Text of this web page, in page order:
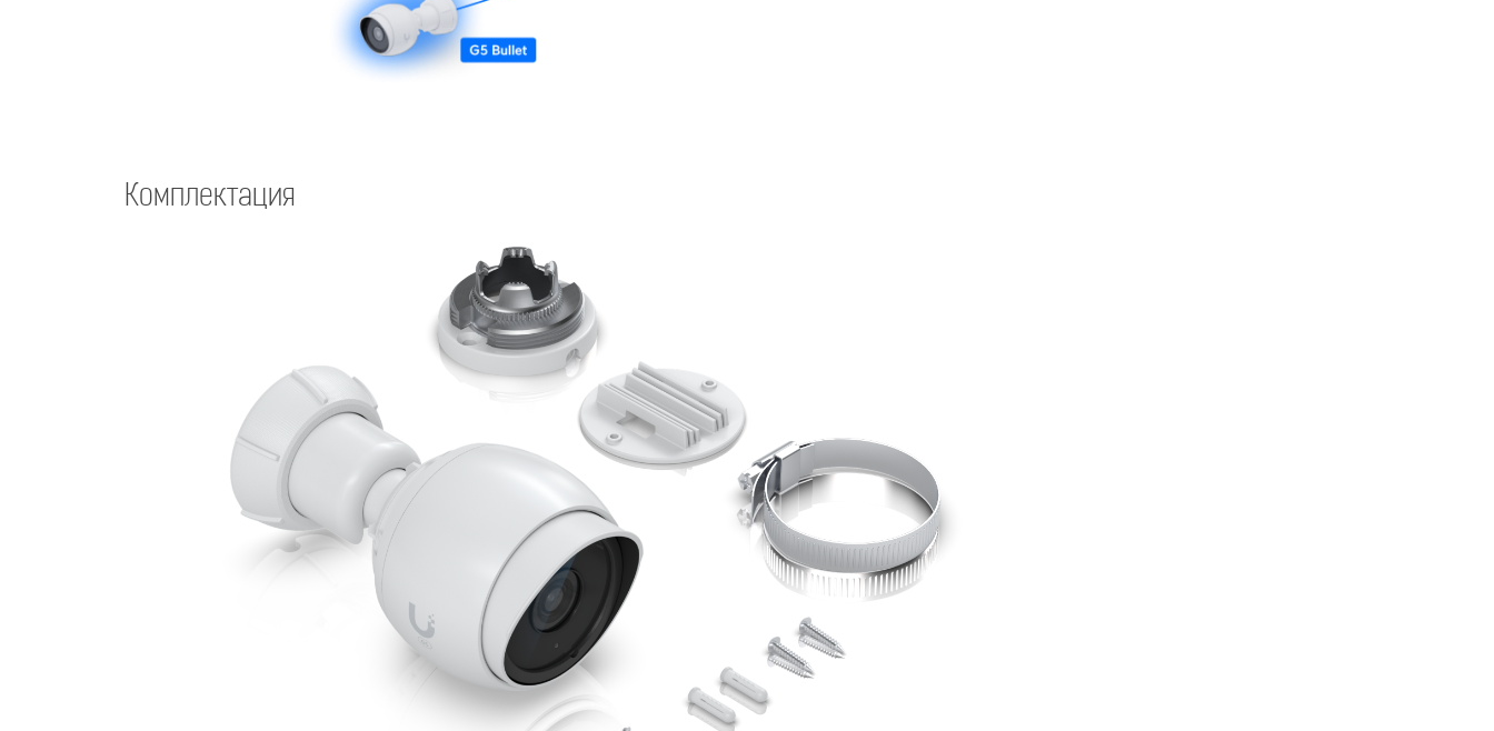
Комплектация